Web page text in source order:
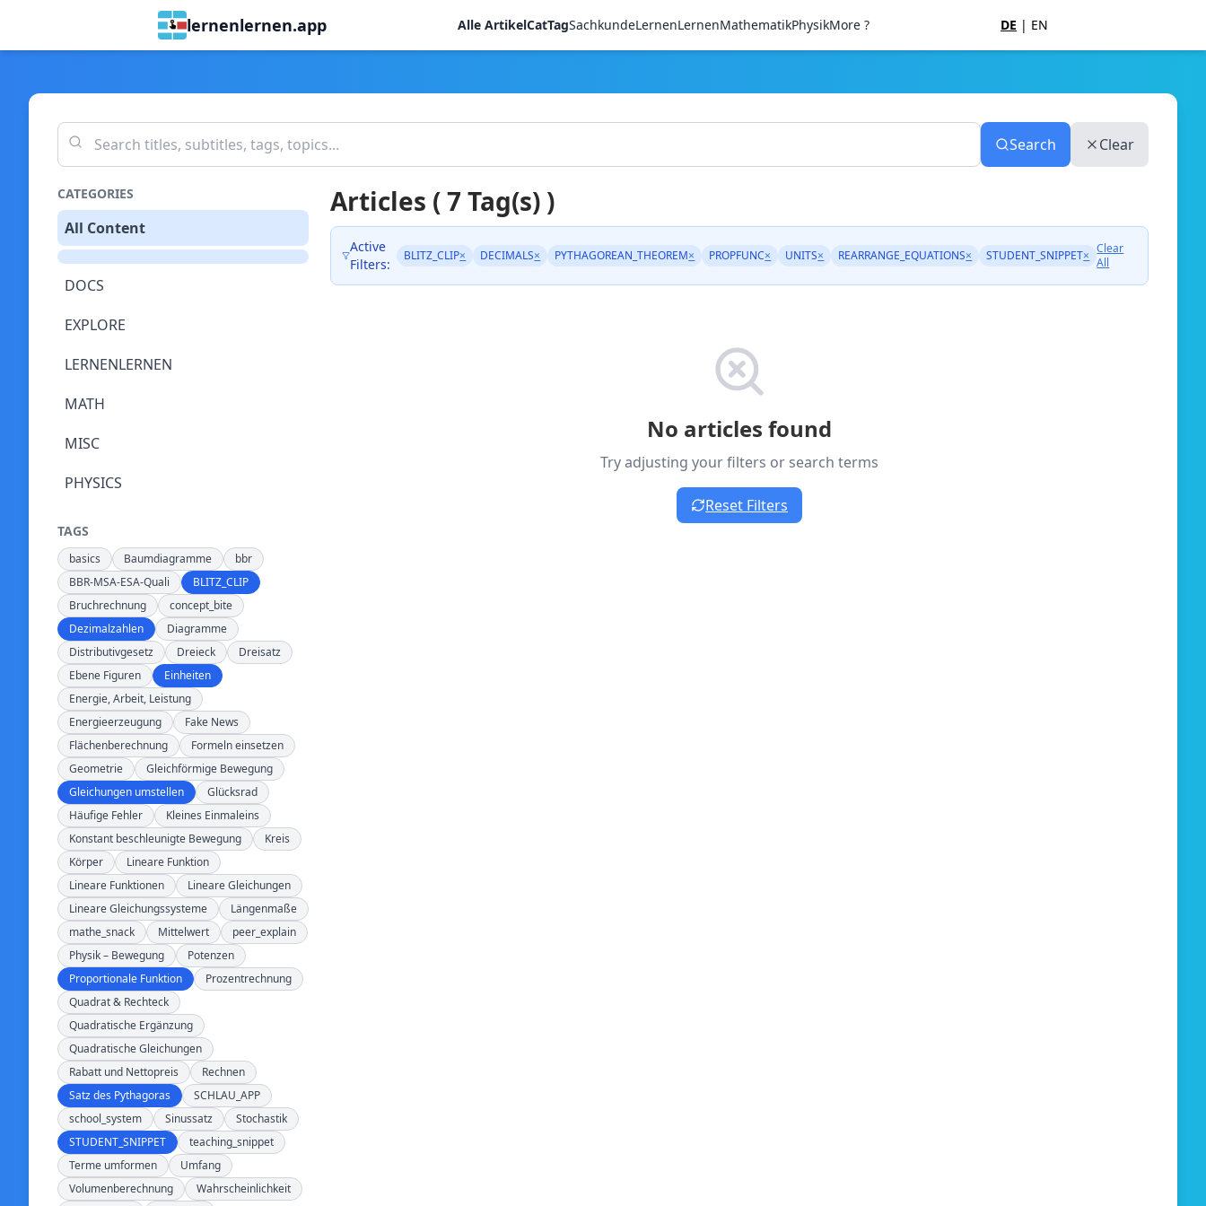
lernenlernen.app Alle ArtikelCatTagSachkundeLernenLernenMathematikPhysikMore ? DE | EN
Search Clear
CATEGORIES
All Content
DOCS
EXPLORE
LERNENLERNEN
MATH
MISC
PHYSICS
TAGS
basics Baumdiagramme
bbr
BBR-MSA-ESA-Quali
BLITZ_CLIP
Bruchrechnung
concept_bite
Dezimalzahlen
Diagramme
Distributivgesetz
Dreieck
Dreisatz
Ebene Figuren
Einheiten
Energie, Arbeit, Leistung
Energieerzeugung
Fake News
Flächenberechnung
Formeln einsetzen
Geometrie
Gleichförmige Bewegung
Gleichungen umstellen
Glücksrad
Häufige Fehler
Kleines Einmaleins
Konstant beschleunigte Bewegung
Kreis
Körper
Lineare Funktion
Lineare Funktionen
Lineare Gleichungen
Lineare Gleichungssysteme
Längenmaße
mathe_snack
Mittelwert
peer_explain
Physik – Bewegung
Potenzen
Proportionale Funktion
Prozentrechnung
Quadrat & Rechteck
Quadratische Ergänzung
Quadratische Gleichungen
Rabatt und Nettopreis
Rechnen
Satz des Pythagoras
SCHLAU_APP
school_system
Sinussatz
Stochastik
STUDENT_SNIPPET
teaching_snippet
Terme umformen
Umfang
Volumenberechnung
Wahrscheinlichkeit
Articles ( 7 Tag(s) )
Active
Filters:
BLITZ_CLIP× DECIMALS× PYTHAGOREAN_THEOREM× PROPFUNC× UNITS× REARRANGE_EQUATIONS× STUDENT_SNIPPET× Clear
All
No articles found
Try adjusting your filters or search terms
Reset Filters